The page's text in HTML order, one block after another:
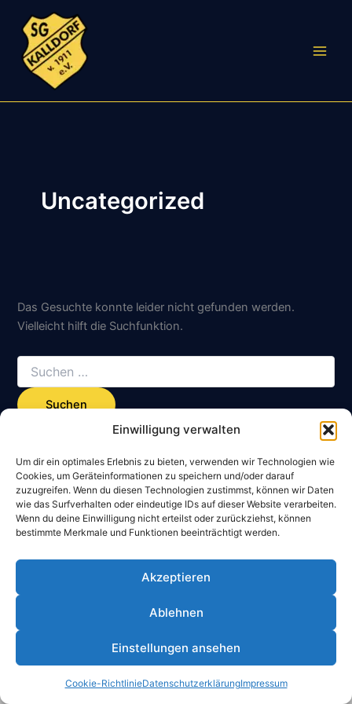
Einwilligung verwalten
Um dir ein optimales Erlebnis zu bieten, verwenden wir Technologien wie
Cookies, um Geräteinformationen zu speichern und/oder darauf
zuzugreifen. Wenn du diesen Technologien zustimmst, können wir Daten
wie das Surfverhalten oder eindeutige IDs auf dieser Website verarbeiten.
Wenn du deine Einwilligung nicht erteilst oder zurückziehst, können
bestimmte Merkmale und Funktionen beeinträchtigt werden.
Akzeptieren
Ablehnen
Einstellungen ansehen
Cookie-RichtlinieDatenschutzerklärungImpressum
Inhalt
springen
Uncategorized
Das Gesuchte konnte leider nicht gefunden werden.
Vielleicht hilft die Suchfunktion.
Suchen
nach:
Datenschutzerklärung
Copyright © 2026 SG Kalldorf von 1911 e.V. | Designed By
Tolkemitt WebSolutions